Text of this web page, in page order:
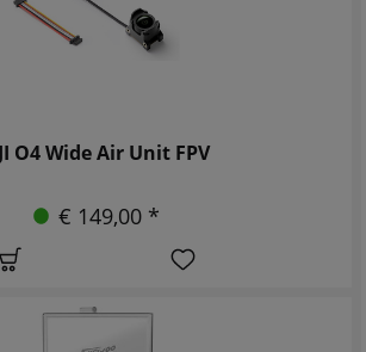
O4 Wide Air Unit FPV
€ 149,00 *